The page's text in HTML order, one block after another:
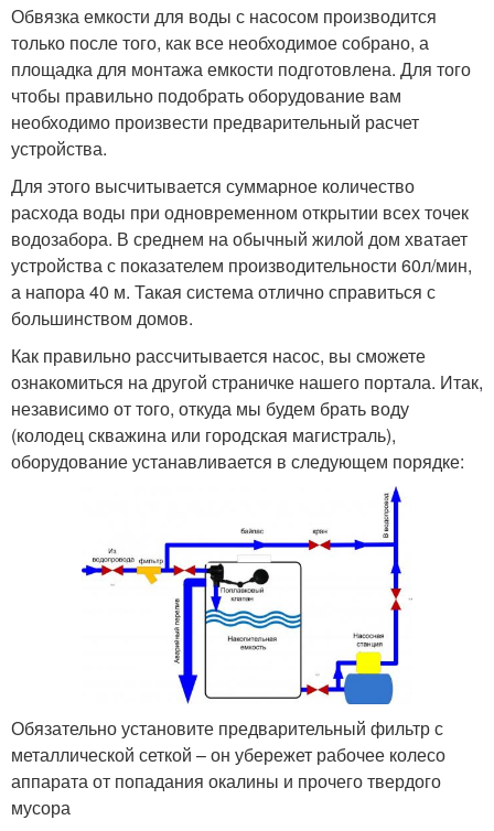
Обвязка емкости для воды с насосом производится
только после того, как все необходимое собрано, а
площадка для монтажа емкости подготовлена. Для того
чтобы правильно подобрать оборудование вам
необходимо произвести предварительный расчет
устройства.
Для этого высчитывается суммарное количество
расхода воды при одновременном открытии всех точек
водозабора. В среднем на обычный жилой дом хватает
устройства с показателем производительности 60л/мин,
а напора 40 м. Такая система отлично справиться с
большинством домов.
Как правильно рассчитывается насос, вы сможете
ознакомиться на другой страничке нашего портала. Итак,
независимо от того, откуда мы будем брать воду
(колодец скважина или городская магистраль),
оборудование устанавливается в следующем порядке:
Обязательно установите предварительный фильтр с
металлической сеткой – он убережет рабочее колесо
аппарата от попадания окалины и прочего твердого
мусора